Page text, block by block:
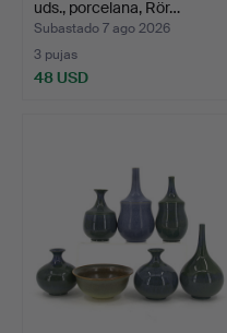
uds., porcelana, Rör…
Subastado 7 ago 2026
3 pujas
48 USD